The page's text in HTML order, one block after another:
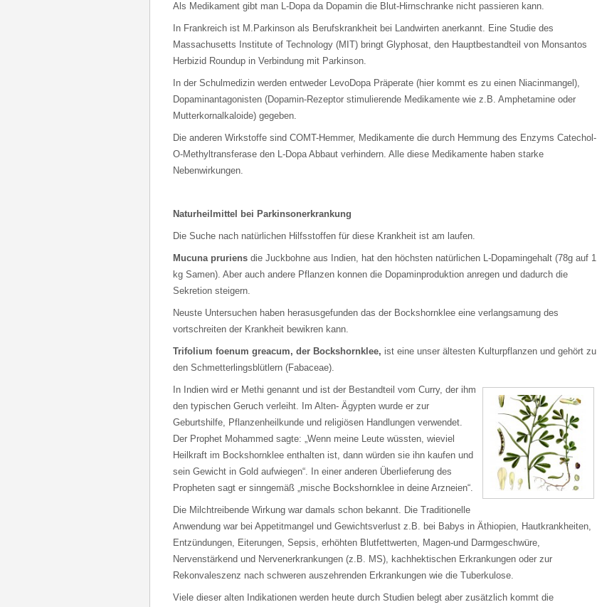
Als Medikament gibt man L-Dopa da Dopamin die Blut-Hirnschranke nicht passieren kann.
In Frankreich ist M.Parkinson als Berufskrankheit bei Landwirten anerkannt. Eine Studie des
Massachusetts Institute of Technology (MIT) bringt Glyphosat, den Hauptbestandteil von Monsantos
Herbizid Roundup in Verbindung mit Parkinson.
In der Schulmedizin werden entweder LevoDopa Präperate (hier kommt es zu einen Niacinmangel),
Dopaminantagonisten (Dopamin-Rezeptor stimulierende Medikamente wie z.B. Amphetamine oder
Mutterkornalkaloide) gegeben.
Die anderen Wirkstoffe sind COMT-Hemmer, Medikamente die durch Hemmung des Enzyms Catechol-
O-Methyltransferase den L-Dopa Abbaut verhindern. Alle diese Medikamente haben starke
Nebenwirkungen.
Naturheilmittel bei Parkinsonerkrankung
Die Suche nach natürlichen Hilfsstoffen für diese Krankheit ist am laufen.
Mucuna pruriensdie Juckbohne aus Indien, hat den höchsten natürlichen L-Dopamingehalt (78g auf 1
kg Samen). Aber auch andere Pflanzen konnen die Dopaminproduktion anregen und dadurch die
Sekretion steigern.
Neuste Untersuchen haben herasusgefunden das der Bockshornklee eine verlangsamung des
vortschreiten der Krankheit bewikren kann.
Trifolium foenum greacum, der Bockshornklee, ist eine unser ältesten Kulturpflanzen und gehört zu
den Schmetterlingsblütlern (Fabaceae).
In Indien wird er Methi genannt und ist der Bestandteil vom Curry, der ihm
den typischen Geruch verleiht. Im Alten- Ägypten wurde er zur
Geburtshilfe, Pflanzenheilkunde und religiösen Handlungen verwendet.
Der Prophet Mohammed sagte: „Wenn meine Leute wüssten, wieviel
Heilkraft im Bockshornklee enthalten ist, dann würden sie ihn kaufen und
sein Gewicht in Gold aufwiegen“. In einer anderen Überlieferung des
Propheten sagt er sinngemäß „mische Bockshornklee in deine Arzneien“.
Die Milchtreibende Wirkung war damals schon bekannt. Die Traditionelle
Anwendung war bei Appetitmangel und Gewichtsverlust z.B. bei Babys in Äthiopien, Hautkrankheiten,
Entzündungen, Eiterungen, Sepsis, erhöhten Blutfettwerten, Magen-und Darmgeschwüre,
Nervenstärkend und Nervenerkrankungen (z.B. MS), kachhektischen Erkrankungen oder zur
Rekonvaleszenz nach schweren auszehrenden Erkrankungen wie die Tuberkulose.
Viele dieser alten Indikationen werden heute durch Studien belegt aber zusätzlich kommt die